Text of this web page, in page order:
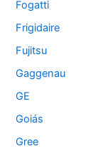
Fogatti
Frigidaire
Fujitsu
Gaggenau
GE
Goiás
Gree